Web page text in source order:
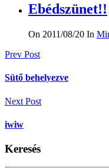
Ebédszünet!!
On 2011/08/20 In
Bejegyzés
navigáció
Prev Post
Sütő behelyezve
Next Post
iwiw
Keresés